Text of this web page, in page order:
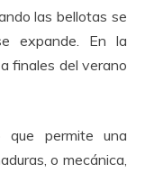
las bellotas se
expande. En la
finales del verano
que permite una
o mecánica,